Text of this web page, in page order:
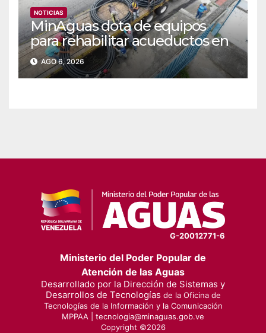
NOTICIAS
MinAguas dota de equipos
para rehabilitar acueductos en
el municipio Bolívar de Yaracuy‎
AGO 6, 2026
G-20012771-6
Ministerio del Poder Popular de
Atención de las Aguas
Desarrollado por la Dirección de Sistemas y
Desarrollos de Tecnologías de la Oficina de
Tecnologías de la Información y la Comunicación
MPPAA | tecnologia@minaguas.gob.ve
Copyright ©2026